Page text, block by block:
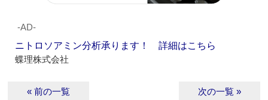
‐AD‐
ニトロソアミン分析承ります！ 詳細はこちら
蝶理株式会社
« 前の一覧 次の一覧 »